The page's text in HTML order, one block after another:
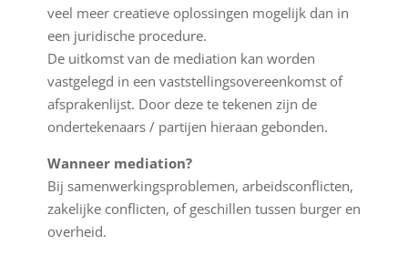
veel meer creatieve oplossingen mogelijk dan in
een juridische procedure.
De uitkomst van de mediation kan worden
vastgelegd in een vaststellings­overeenkomst of
afsprakenlijst. Door deze te tekenen zijn de
ondertekenaars / partijen hieraan gebonden.
Wanneer mediation?
Bij samenwerkingsproblemen, arbeidsconflicten,
zakelijke conflicten, of geschillen tussen burger en
overheid.